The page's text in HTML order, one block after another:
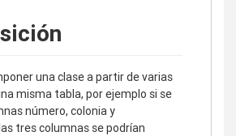
una clase a partir de varias
misma tabla, por ejemplo si se
número, colonia y
tres columnas se podrían